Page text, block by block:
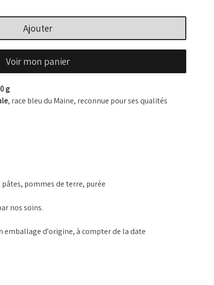
Ajouter
Voir mon panier
g
, race bleu du Maine, reconnue pour ses qualités
pommes de terre, purée
nos soins.
emballage d'origine, à compter de la date